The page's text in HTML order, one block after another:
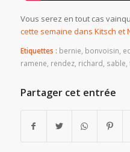
Vous serez en tout cas
cette semaine dans Kitsch et
Etiquettes : bernie bonvoisin
ramene rendez, richard sable
Partager cet entrée